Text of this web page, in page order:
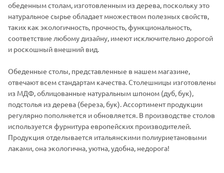
обеденным столам, изготовленным из дерева, поскольку это
натуральное сырье обладает множеством полезных свойств,
таких как экологичность, прочность, функциональность,
соответствие любому дизайну, имеют исключительно дорогой
и роскошный внешний вид.
Обеденные столы, представленные в нашем магазине,
отвечают всем стандартам качества. Столешницы изготовлены
из МДФ, облицованные натуральным шпоном (дуб, бук),
подстолья из дерева (береза, бук). Ассортимент продукции
регулярно пополняется и обновляется. В производстве столов
используется фурнитура европейских производителей.
Продукция отделывается итальянскими полиуриетановыми
лаками, она экологична, уютна, удобна, недорога!